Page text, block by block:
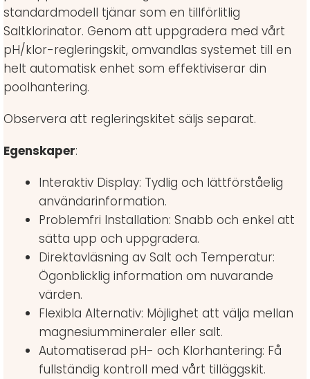
standardmodell tjänar som en tillförlitlig
Saltklorinator. Genom att uppgradera med vårt
pH/klor-regleringskit, omvandlas systemet till en
helt automatisk enhet som effektiviserar din
poolhantering.
Observera att regleringskitet säljs separat.
Egenskaper:
Interaktiv Display: Tydlig och lättförståelig
användarinformation.
Problemfri Installation: Snabb och enkel att
sätta upp och uppgradera.
Direktavläsning av Salt och Temperatur:
Ögonblicklig information om nuvarande
värden.
Flexibla Alternativ: Möjlighet att välja mellan
magnesiummineraler eller salt.
Automatiserad pH- och Klorhantering: Få
fullständig kontroll med vårt tilläggskit.